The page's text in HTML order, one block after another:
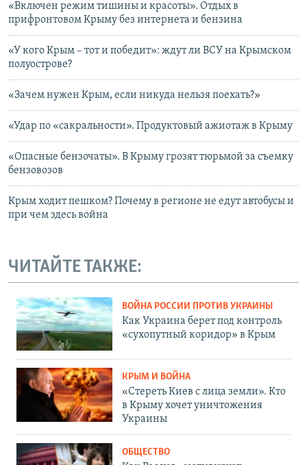
«Включен режим тишины и красоты». Отдых в
прифронтовом Крыму без интернета и бензина
«У кого Крым – тот и победит»: ждут ли ВСУ на Крымском
полуострове?
«Зачем нужен Крым, если никуда нельзя поехать?»
«Удар по «сакральности». Продуктовый ажиотаж в Крыму
«Опасные бензочаты». В Крыму грозят тюрьмой за съемку
бензовозов
Крым ходит пешком? Почему в регионе не едут автобусы и
при чем здесь война
ЧИТАЙТЕ ТАКЖЕ:
ВОЙНА РОССИИ ПРОТИВ УКРАИНЫ
Как Украина берет под контроль
«сухопутный коридор» в Крым
КРЫМ И ВОЙНА
«Стереть Киев с лица земли». Кто
в Крыму хочет уничтожения
Украины
ОБЩЕСТВО